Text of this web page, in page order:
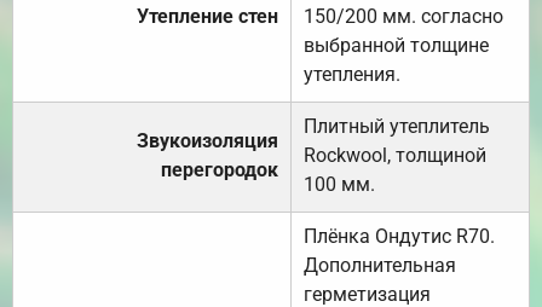
Утепление стен
150/200 мм. согласно
выбранной толщине
утепления.
Звукоизоляция
перегородок
Плитный утеплитель
Rockwool, толщиной
100 мм.
Плёнка Ондутис R70.
Дополнительная
герметизация